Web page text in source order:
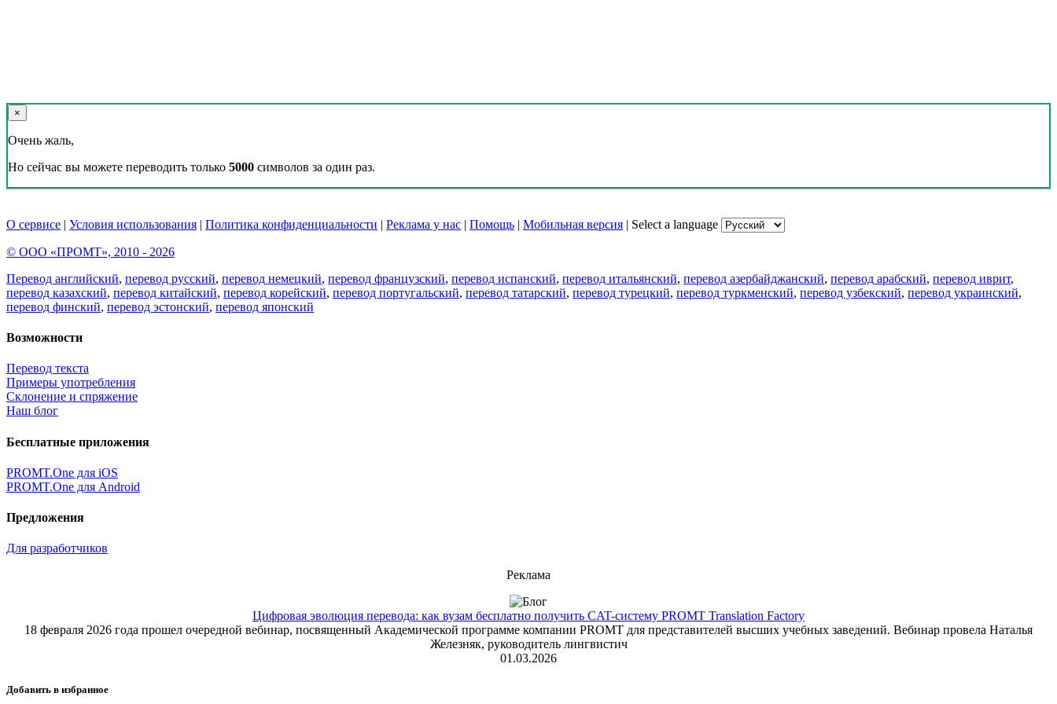
×
Очень жаль,
Но сейчас вы можете переводить только 5000 символов за один раз.
О сервисе | Условия использования | Политика конфиденциальности | Реклама у нас | Помощь | Мобильная версия | Select a language
© ООО «ПРОМТ», 2010 - 2026
Перевод английский, перевод русский, перевод немецкий, перевод французский, перевод испанский, перевод итальянский, перевод азербайджанский, перевод арабский, перевод иврит,
перевод казахский, перевод китайский, перевод корейский, перевод португальский, перевод татарский, перевод турецкий, перевод туркменский, перевод узбекский, перевод украинский,
перевод финский, перевод эстонский, перевод японский
Возможности
Перевод текста
Примеры употребления
Склонение и спряжение
Наш блог
Бесплатные приложения
PROMT.One для iOS
PROMT.One для Android
Предложения
Для разработчиков
Реклама
Цифровая эволюция перевода: как вузам бесплатно получить CAT-систему PROMT Translation Factory
18 февраля 2026 года прошел очередной вебинар, посвященный Академической программе компании PROMT для представителей высших учебных заведений. Вебинар провела Наталья
Железняк, руководитель лингвистич
01.03.2026
Добавить в избранное